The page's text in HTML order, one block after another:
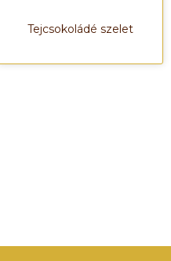
Tejcsokoládé szelet